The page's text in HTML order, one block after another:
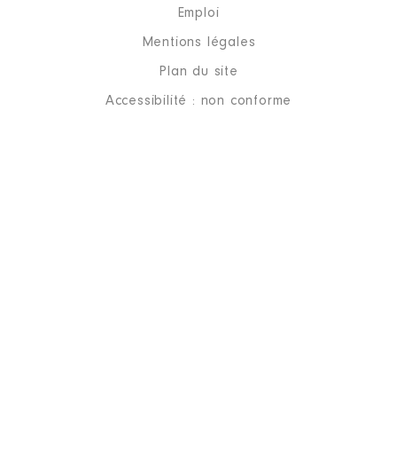
Emploi
Mentions légales
Plan du site
Accessibilité : non conforme